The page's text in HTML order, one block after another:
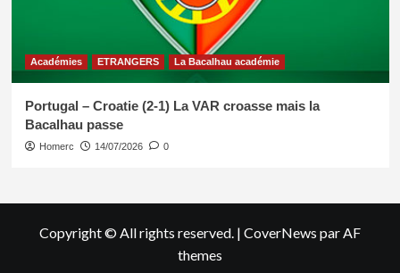
Académies ETRANGERS La Bacalhau académie
Portugal – Croatie (2-1) La VAR croasse mais la
Bacalhau passe
Homerc 14/07/2026 0
Copyright © All rights reserved. | CoverNews par AF
themes